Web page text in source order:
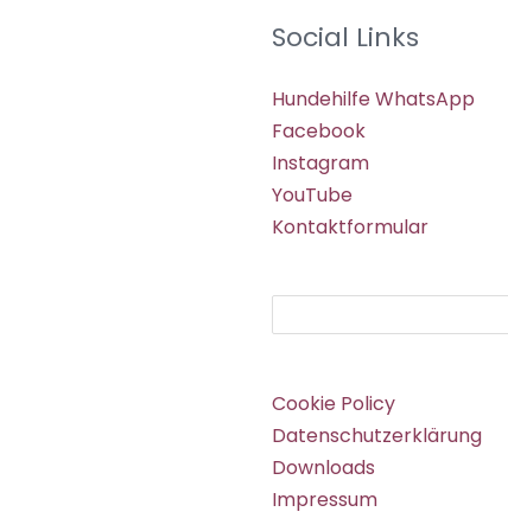
Social Links
Hundehilfe WhatsApp
Facebook
Instagram
YouTube
Kontaktformular
Cookie Policy
Datenschutzerklärung
Downloads
Impressum